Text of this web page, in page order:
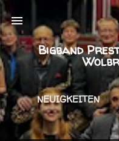
Direkt
Bigband
NEUIGKEITEN
MITMACHEN